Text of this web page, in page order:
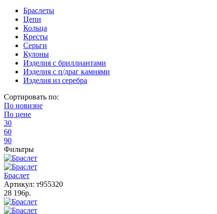
Браслеты
Цепи
Кольца
Кресты
Серьги
Кулоны
Изделия с бриллиантами
Изделия с п/драг камнями
Изделия из серебра
Сортировать по:
По новизне
По цене
30
60
90
Фильтры
Браслет
Артикул: т955320
28 196р.